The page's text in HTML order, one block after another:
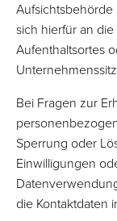
sich hierfür an
Aufenthaltsortes
Bei Fragen zur
Sperrung oder
Einwilligungen
die Kontaktdaten